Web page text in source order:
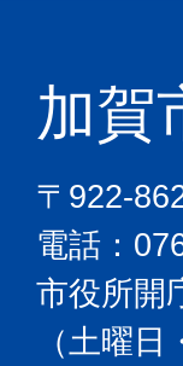
加賀
〒922-
電話：
市役所開
（土曜